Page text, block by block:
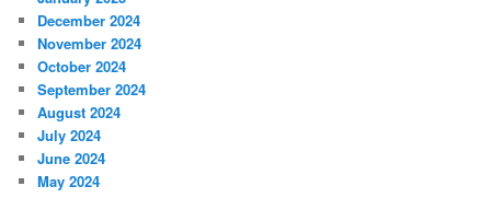
December 2024
November 2024
October 2024
September 2024
August 2024
July 2024
June 2024
May 2024